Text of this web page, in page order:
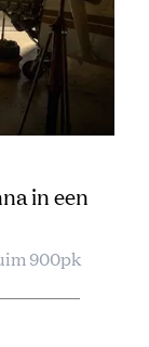
in een
900pk